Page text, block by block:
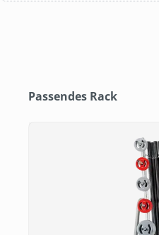
Produktgalerie überspringen
Passendes Rack